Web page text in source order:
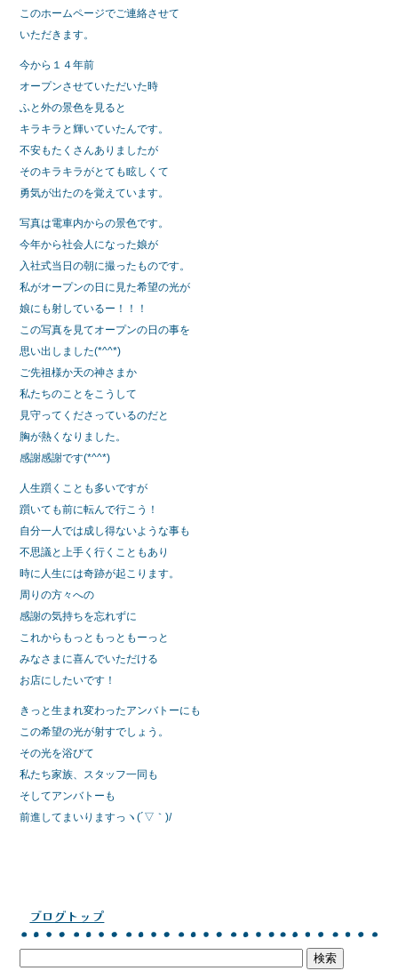
このホームページでご連絡させて
いただきます。
今から１４年前
オープンさせていただいた時
ふと外の景色を見ると
キラキラと輝いていたんです。
不安もたくさんありましたが
そのキラキラがとても眩しくて
勇気が出たのを覚えています。
写真は電車内からの景色です。
今年から社会人になった娘が
入社式当日の朝に撮ったものです。
私がオープンの日に見た希望の光が
娘にも射しているー！！！
この写真を見てオープンの日の事を
思い出しました(*^^*)
ご先祖様か天の神さまか
私たちのことをこうして
見守ってくださっているのだと
胸が熱くなりました。
感謝感謝です(*^^*)
人生躓くことも多いですが
躓いても前に転んで行こう！
自分一人では成し得ないような事も
不思議と上手く行くこともあり
時に人生には奇跡が起こります。
周りの方々への
感謝の気持ちを忘れずに
これからもっともっともーっと
みなさまに喜んでいただける
お店にしたいです！
きっと生まれ変わったアンバトーにも
この希望の光が射すでしょう。
その光を浴びて
私たち家族、スタッフ一同も
そしてアンバトーも
前進してまいりますっヽ(´▽｀)/
ブログトップ